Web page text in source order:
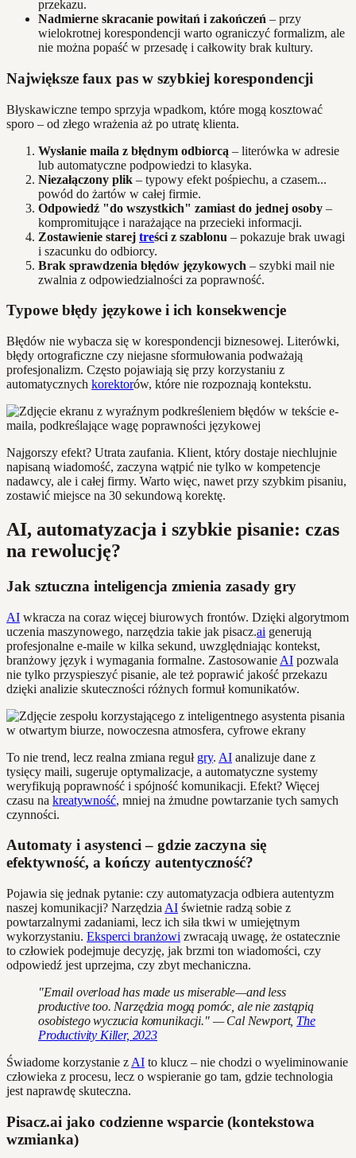
przekazu.
Nadmierne skracanie powitań i zakończeń – przy
wielokrotnej korespondencji warto ograniczyć formalizm, ale
nie można popaść w przesadę i całkowity brak kultury.
Największe faux pas w szybkiej korespondencji
Błyskawiczne tempo sprzyja wpadkom, które mogą kosztować
sporo – od złego wrażenia aż po utratę klienta.
Wysłanie maila z błędnym odbiorcą – literówka w adresie
lub automatyczne podpowiedzi to klasyka.
Niezałączony plik – typowy efekt pośpiechu, a czasem...
powód do żartów w całej firmie.
Odpowiedź "do wszystkich" zamiast do jednej osoby –
kompromitujące i narażające na przecieki informacji.
Zostawienie starej treści z szablonu – pokazuje brak uwagi
i szacunku do odbiorcy.
Brak sprawdzenia błędów językowych – szybki mail nie
zwalnia z odpowiedzialności za poprawność.
Typowe błędy językowe i ich konsekwencje
Błędów nie wybacza się w korespondencji biznesowej. Literówki,
błędy ortograficzne czy niejasne sformułowania podważają
profesjonalizm. Często pojawiają się przy korzystaniu z
automatycznych korektorów, które nie rozpoznają kontekstu.
Najgorszy efekt? Utrata zaufania. Klient, który dostaje niechlujnie
napisaną wiadomość, zaczyna wątpić nie tylko w kompetencje
nadawcy, ale i całej firmy. Warto więc, nawet przy szybkim pisaniu,
zostawić miejsce na 30 sekundową korektę.
AI, automatyzacja i szybkie pisanie: czas
na rewolucję?
Jak sztuczna inteligencja zmienia zasady gry
AI wkracza na coraz więcej biurowych frontów. Dzięki algorytmom
uczenia maszynowego, narzędzia takie jak pisacz.ai generują
profesjonalne e-maile w kilka sekund, uwzględniając kontekst,
branżowy język i wymagania formalne. Zastosowanie AI pozwala
nie tylko przyspieszyć pisanie, ale też poprawić jakość przekazu
dzięki analizie skuteczności różnych formuł komunikatów.
To nie trend, lecz realna zmiana reguł gry. AI analizuje dane z
tysięcy maili, sugeruje optymalizacje, a automatyczne systemy
weryfikują poprawność i spójność komunikacji. Efekt? Więcej
czasu na kreatywność, mniej na żmudne powtarzanie tych samych
czynności.
Automaty i asystenci – gdzie zaczyna się
efektywność, a kończy autentyczność?
Pojawia się jednak pytanie: czy automatyzacja odbiera autentyzm
naszej komunikacji? Narzędzia AI świetnie radzą sobie z
powtarzalnymi zadaniami, lecz ich siła tkwi w umiejętnym
wykorzystaniu. Eksperci branżowi zwracają uwagę, że ostatecznie
to człowiek podejmuje decyzję, jak brzmi ton wiadomości, czy
odpowiedź jest uprzejma, czy zbyt mechaniczna.
"Email overload has made us miserable—and less
productive too. Narzędzia mogą pomóc, ale nie zastąpią
osobistego wyczucia komunikacji." — Cal Newport, The
Productivity Killer, 2023
Świadome korzystanie z AI to klucz – nie chodzi o wyeliminowanie
człowieka z procesu, lecz o wspieranie go tam, gdzie technologia
jest naprawdę skuteczna.
Pisacz.ai jako codzienne wsparcie (kontekstowa
wzmianka)